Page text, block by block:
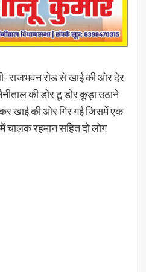
राजभवन रोड से खाई की ओर देर
की डोर टू डोर कूड़ा उठाने
खाई की ओर गिर गई जिसमें एक
चालक रहमान सहित दो लोग